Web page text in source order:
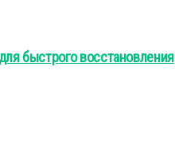
быстрого восстановления